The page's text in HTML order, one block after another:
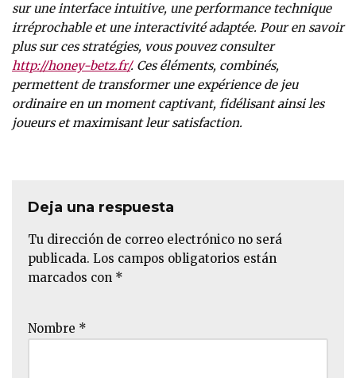
sur une interface intuitive, une performance technique
irréprochable et une interactivité adaptée. Pour en savoir
plus sur ces stratégies, vous pouvez consulter
http://honey-betz.fr/. Ces éléments, combinés,
permettent de transformer une expérience de jeu
ordinaire en un moment captivant, fidélisant ainsi les
joueurs et maximisant leur satisfaction.
Deja una respuesta
Tu dirección de correo electrónico no será
publicada. Los campos obligatorios están
marcados con *
Nombre *